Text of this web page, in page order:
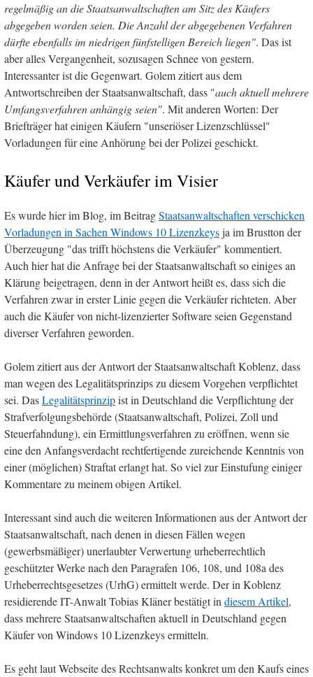
regelmäßig an die Staatsanwaltschaften am Sitz des Käufers
abgegeben worden seien. Die Anzahl der abgegebenen Verfahren
dürfte ebenfalls im niedrigen fünfstelligen Bereich liegen". Das ist
aber alles Vergangenheit, sozusagen Schnee von gestern.
Interessanter ist die Gegenwart. Golem zitiert aus dem
Antwortschreiben der Staatsanwaltschaft, dass "auch aktuell mehrere
Umfangsverfahren anhängig seien". Mit anderen Worten: Der
Briefträger hat einigen Käufern "unseriöser Lizenzschlüssel"
Vorladungen für eine Anhörung bei der Polizei geschickt.
Käufer und Verkäufer im Visier
Es wurde hier im Blog, im BeitragStaatsanwaltschaften verschicken
Vorladungen in Sachen Windows 10 Lizenzkeysja im Brustton der
Überzeugung "das trifft höchstens die Verkäufer" kommentiert.
Auch hier hat die Anfrage bei der Staatsanwaltschaft so einiges an
Klärung beigetragen, denn in der Antwort heißt es, dass sich die
Verfahren zwar in erster Linie gegen die Verkäufer richteten. Aber
auch die Käufer von nicht-lizenzierter Software seien Gegenstand
diverser Verfahren geworden.
Golem zitiert aus der Antwort der Staatsanwaltschaft Koblenz, dass
man wegen des Legalitätsprinzips zu diesem Vorgehen verpflichtet
sei. DasLegalitätsprinzipist in Deutschland die Verpflichtung der
Strafverfolgungsbehörde (Staatsanwaltschaft, Polizei, Zoll und
Steuerfahndung), ein Ermittlungsverfahren zu eröffnen, wenn sie
eine den Anfangsverdacht rechtfertigende zureichende Kenntnis von
einer (möglichen) Straftat erlangt hat. So viel zur Einstufung einiger
Kommentare zu meinem obigen Artikel.
Interessant sind auch die weiteren Informationen aus der Antwort der
Staatsanwaltschaft, nach denen in diesen Fällen wegen
(gewerbsmäßiger) unerlaubter Verwertung urheberrechtlich
geschützter Werke nach den Paragrafen 106, 108, und 108a des
Urheberrechtsgesetzes (UrhG) ermittelt werde. Der in Koblenz
residierende IT-Anwalt Tobias Kläner bestätigt indiesem Artikel,
dass mehrere Staatsanwaltschaften aktuell in Deutschland gegen
Käufer von Windows 10 Lizenzkeys ermitteln.
Es geht laut Webseite des Rechtsanwalts konkret um den Kaufs eines